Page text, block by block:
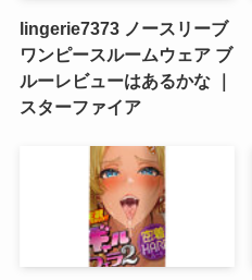
lingerie7373 ノースリーブ
ワンピースルームウェア ブ
ルーレビューはあるかな ｜
スターファイア